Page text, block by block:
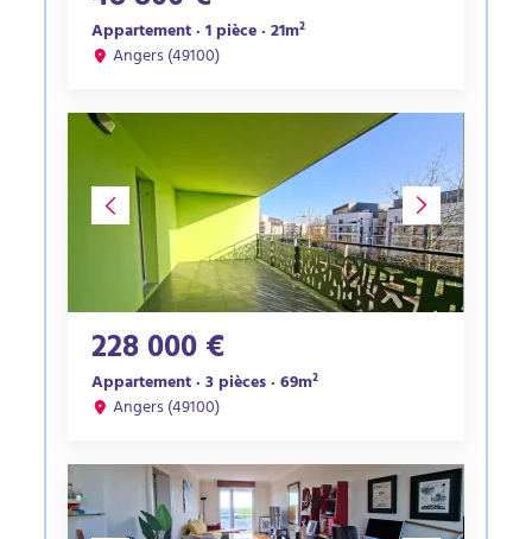
Appartement · 1 pièce · 21m²
Angers (49100)
228 000 €
Appartement · 3 pièces · 69m²
Angers (49100)